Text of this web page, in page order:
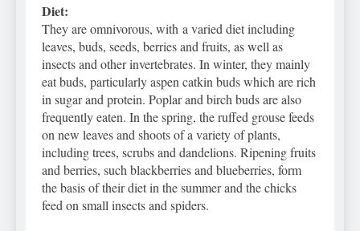
Diet:
They are omnivorous, with a varied diet including
leaves, buds, seeds, berries and fruits, as well as
insects and other invertebrates. In winter, they mainly
eat buds, particularly aspen catkin buds which are rich
in sugar and protein. Poplar and birch buds are also
frequently eaten. In the spring, the ruffed grouse feeds
on new leaves and shoots of a variety of plants,
including trees, scrubs and dandelions. Ripening fruits
and berries, such blackberries and blueberries, form
the basis of their diet in the summer and the chicks
feed on small insects and spiders.